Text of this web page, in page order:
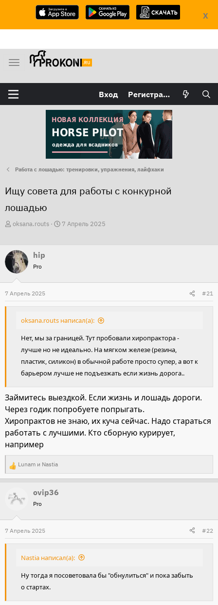
X
М
н
ю
Вход Регистрация
Работа с лошадью: тренировки, упражнения, лайфхаки
Ищу совета для работы с конкурной
лошадью
А
о
р
т
е
м
oksana.routs
Д
а
а
7 Апрель 2025
hip
Pro
7 Апрель 2025 #21
oksana.routs написал(а):
Нет, мы за границей. Тут пробовали хиропрактора -
лучше но не идеально. На мягком железе (резина,
пластик, силикон) в обычной работе просто супер, а вот к
барьером лучше не подъезжать если жизнь дорога..
Займитесь выездкой. Если жизнь и лошадь дороги.
Через годик попробуете попрыгать.
Хиропрактов не знаю, их куча сейчас. Надо стараться
работать с лучшими. Кто сборную курирует,
например
Р
е
а
к
и
и
Lunam и Nastia
ovip36
Pro
7 Апрель 2025 #22
Nastia написал(а):
Ну тогда я посоветовала бы "обнулиться" и пока забыть
о стартах.